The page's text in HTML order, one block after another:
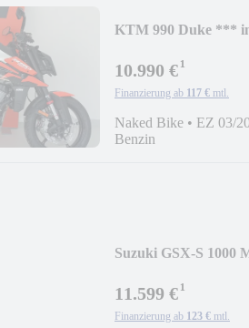
KTM 990 Duke ***
10.990 €¹
Finanzierung ab 117 € mtl.
Naked Bike • EZ 03/
Benzin
Suzuki GSX-S 1000
11.599 €¹
Finanzierung ab 123 € mtl.